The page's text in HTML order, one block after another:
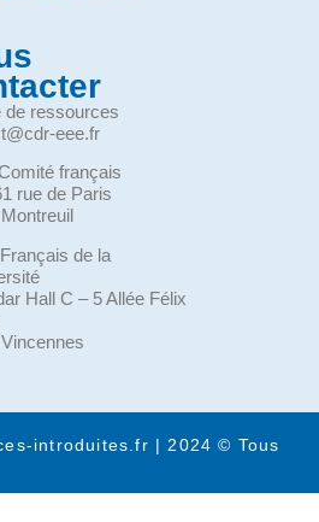
de ressources
eee.fr
français
rue de Paris
de la
Hall C – 5 Allée Félix
introduites.fr | 2024 © Tous